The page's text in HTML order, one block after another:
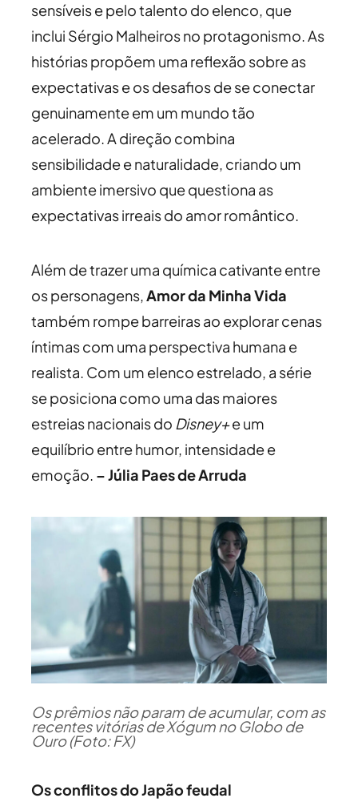
sensíveis e pelo talento do elenco, que
inclui Sérgio Malheiros no protagonismo. As
histórias propõem uma reflexão sobre as
expectativas e os desafios de se conectar
genuinamente em um mundo tão
acelerado. A direção combina
sensibilidade e naturalidade, criando um
ambiente imersivo que questiona as
expectativas irreais do amor romântico.
Além de trazer uma química cativante entre
os personagens,Amor da Minha Vida
também rompe barreiras ao explorar cenas
íntimas com uma perspectiva humana e
realista. Com um elenco estrelado, a série
se posiciona como uma das maiores
estreias nacionais do Disney+e um
equilíbrio entre humor, intensidade e
emoção. – Júlia Paes de Arruda
Os prêmios não param de acumular, com as
recentes vitórias de Xógum no Globo de
Ouro (Foto: FX)
Os conflitos do Japão feudal